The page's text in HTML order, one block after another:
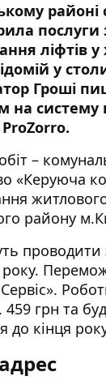
районі
послуги
ліфтів
у
Гроші
на систему
ProZorro.
–
«Керуюча
району
проводити
року.
грн та
до кінця